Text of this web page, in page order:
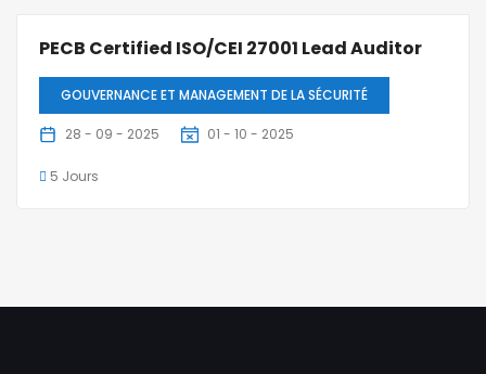
PECB Certified ISO/CEI 27001 Lead Auditor
GOUVERNANCE ET MANAGEMENT DE LA SÉCURITÉ
28 - 09 - 2025 01 - 10 - 2025
5 Jours